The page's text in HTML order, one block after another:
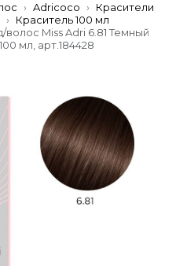
Adricoco
Красители
Краситель 100 мл
Miss Adri 6.81 Темный
мл, арт.184428